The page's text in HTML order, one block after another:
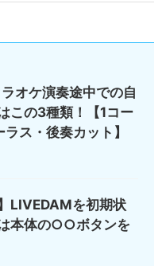
ラオケ演奏途中での自
この3種類！【1コー
ス・後奏カット】
LIVEDAMを初期状
本体の○○ボタンを